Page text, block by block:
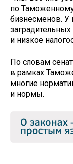
по
бизнесменов. У
и низкое
По словам
в рамках
многие
и нормы.